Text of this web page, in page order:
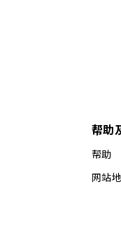
帮助
帮助
网站